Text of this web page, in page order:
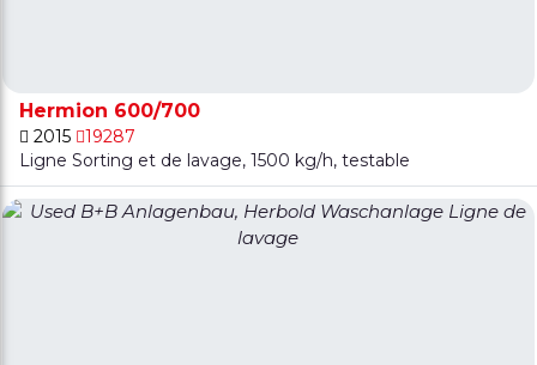
Hermion 600/700
2015
19287
Ligne Sorting et de lavage, 1500 kg/h, testable